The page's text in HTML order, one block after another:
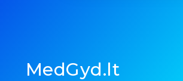
MedGyd.lt